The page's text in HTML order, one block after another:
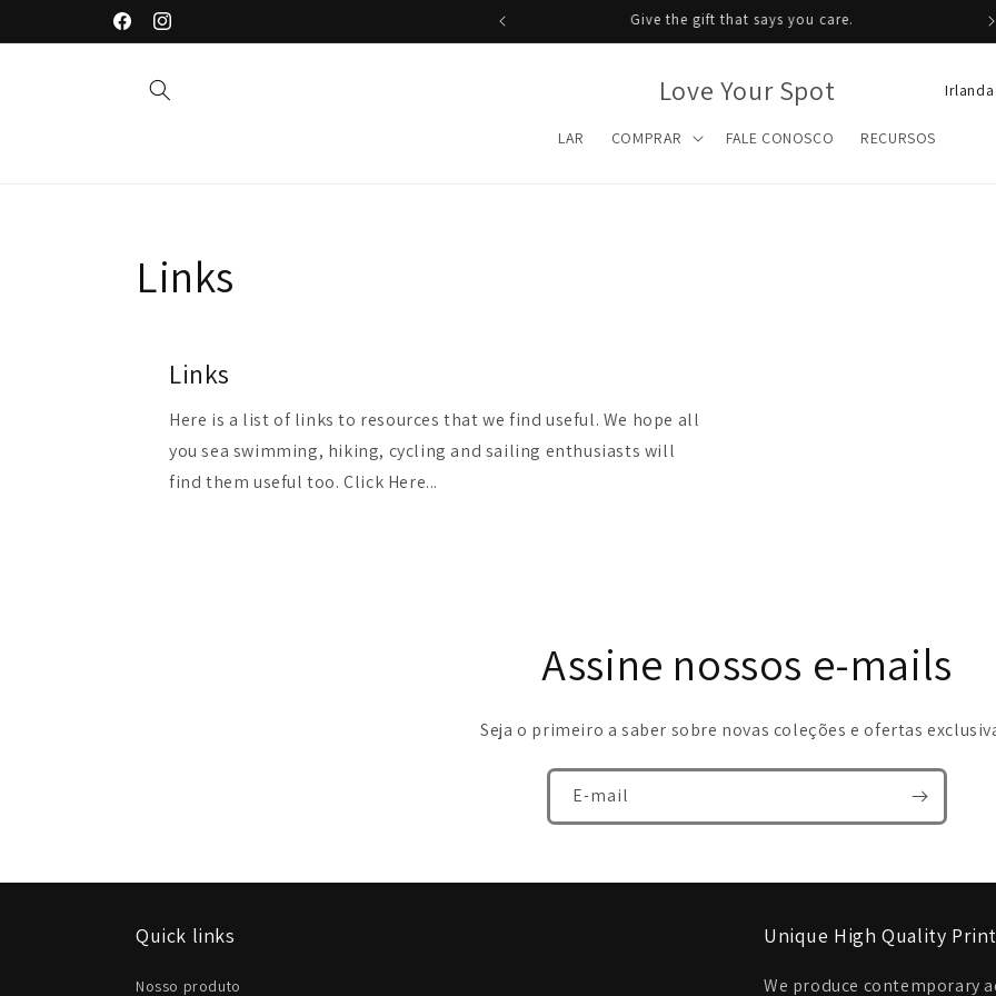
conteúdo
FacebookInstagram
Give the gift that says you care.
Love Your Spot
LAR COMPRAR FALE CONOSCO RECURSOS
P
í
Links
Links
Here is a list of links to resources that we find useful. We hope all
you sea swimming, hiking, cycling and sailing enthusiasts will
find them useful too. Click Here...
Assine nossos e-mails
Seja o primeiro a saber sobre novas coleções e ofertas
E-mail
Quick links
Nosso produto
Unique High Quality
We produce contemporary